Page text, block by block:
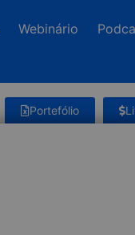
Webinário
Portefólio